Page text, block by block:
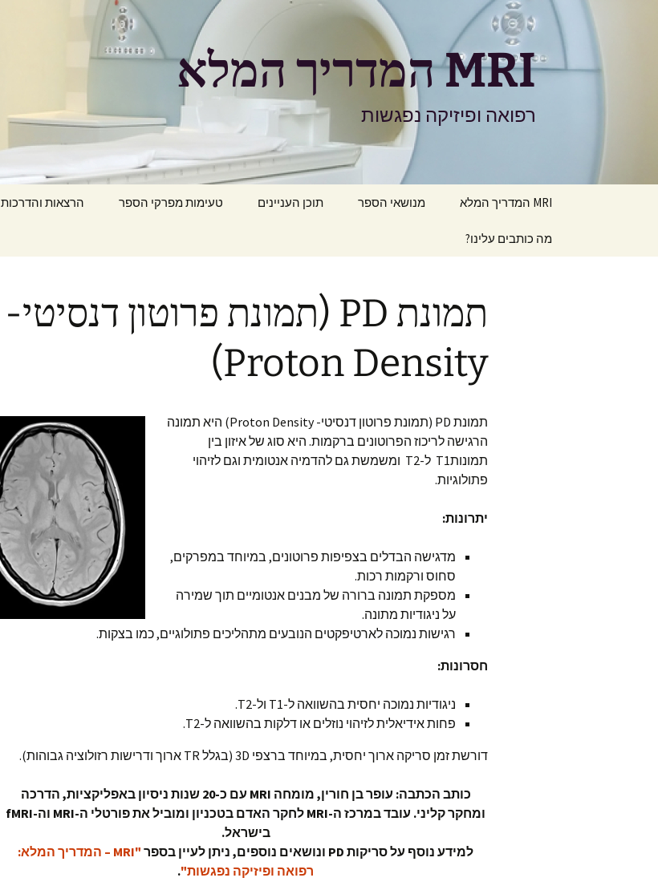
MRI המדריך המלא
רפואה ופיזיקה נפגשות
MRI המדריך המלא מנושאי הספר תוכן העניינים טעימות מפרקי הספר הרצאות והדרכות MRI
מה כותבים עלינו?
תמונת PD (תמונת פרוטון דנסיטי-
Proton Density)
תמונת PD (תמונת פרוטון דנסיטי- Proton Density) היא תמונה
הרגישה לריכוז הפרוטונים ברקמות. היא סוג של איזון בין
תמונותT1 ל-T2 ומשמשת גם להדמיה אנטומית וגם לזיהוי
פתולוגיות.
יתרונות:
מדגישה הבדלים בצפיפות פרוטונים, במיוחד במפרקים,
סחוס ורקמות רכות.
מספקת תמונה ברורה של מבנים אנטומיים תוך שמירה
על ניגודיות מתונה.
רגישות נמוכה לארטיפקטים הנובעים מתהליכים פתולוגיים, כמו בצקות.
חסרונות:
ניגודיות נמוכה יחסית בהשוואה ל-T1 ול-T2.
פחות אידיאלית לזיהוי נוזלים או דלקות בהשוואה ל-T2.
דורשת זמן סריקה ארוך יחסית, במיוחד ברצפי 3D (בגלל TR ארוך ודרישות רזולוציה גבוהות).
כותב הכתבה: עופר בן חורין, מומחה MRI עם כ-20 שנות ניסיון באפליקציות, הדרכה
ומחקר קליני. עובד במרכז ה-MRI לחקר האדם בטכניון ומוביל את פורטלי ה-MRI וה-fMRI
בישראל.
למידע נוסף על סריקות PD ונושאים נוספים, ניתן לעיין בספר
"MRI – המדריך המלא:
רפואה ופיזיקה נפגשות".